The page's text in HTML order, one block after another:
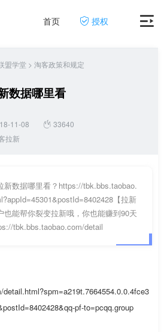
首页 授权
盟学堂 > 淘客政策和规定
数据哪里看
11-08
33640
拉新
新数据哪里看？https://tbk.bbs.taobao.
【拉新
也能帮你裂变拉新哦，你也能赚到90天
tbk.bbs.taobao.com/detail
pf-to=pcqq.group